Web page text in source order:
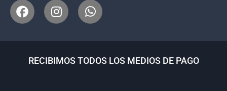
RECIBIMOS TODOS LOS MEDIOS DE PAGO